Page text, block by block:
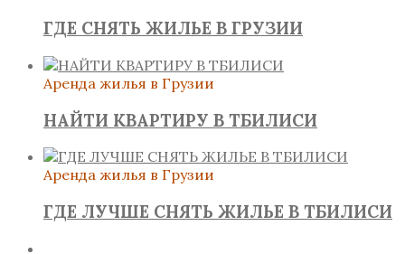
ГДЕ СНЯТЬ ЖИЛЬЕ В ГРУЗИИ
Аренда жилья в Грузии
НАЙТИ КВАРТИРУ В ТБИЛИСИ
Аренда жилья в Грузии
ГДЕ ЛУЧШЕ СНЯТЬ ЖИЛЬЕ В ТБИЛИСИ